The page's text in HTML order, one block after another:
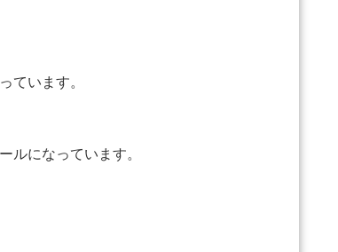
ています。
ルになっています。